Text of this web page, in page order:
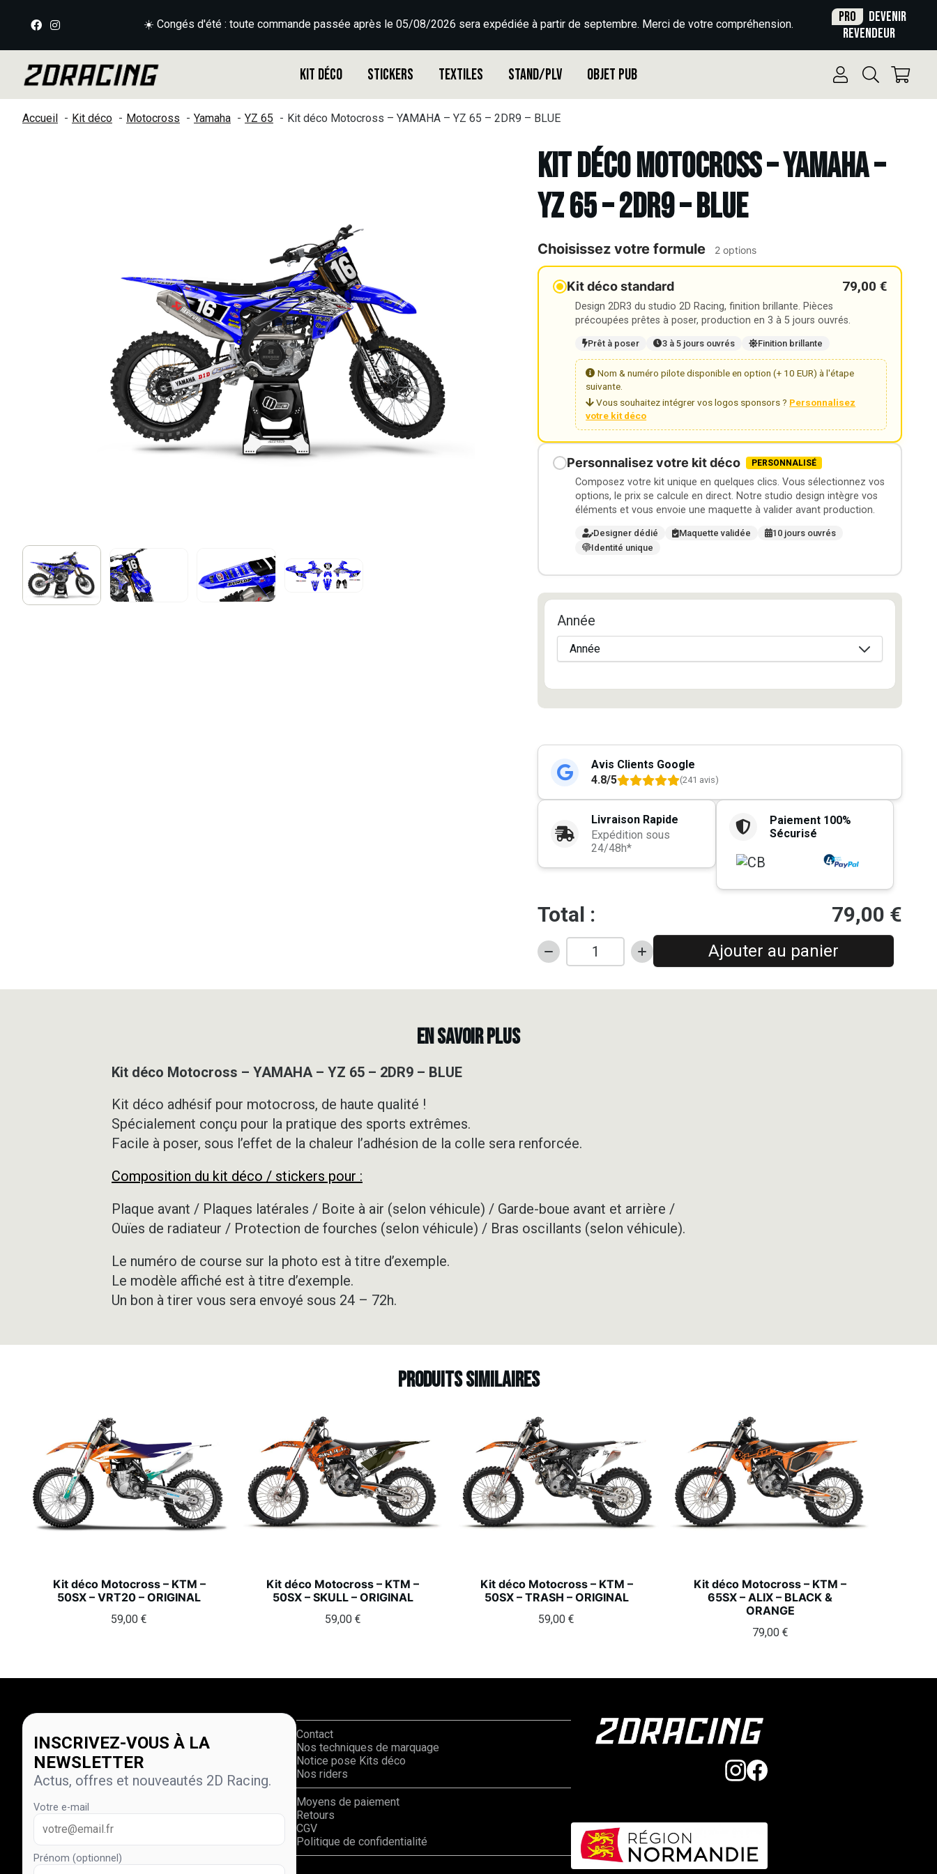
☀️ Congés d'été : toute commande passée après le 05/08/2026 sera expédiée à partir de septembre. Merci de votre compréhension. Pro
Devenir
revendeur
Kit déco Stickers Textiles Stand/PLV Objet Pub
Accueil Kit déco Motocross Yamaha YZ 65 Kit déco Motocross – YAMAHA – YZ 65 – 2DR9 – BLUE
Kit déco Motocross – YAMAHA –
YZ 65 – 2DR9 – BLUE
Choisissez votre formule 2 options
Kit déco standard 79,00 €
Design 2DR3 du studio 2D Racing, finition brillante. Pièces
précoupées prêtes à poser, production en 3 à 5 jours ouvrés.
Prêt à poser 3 à 5 jours ouvrés Finition brillante
Nom & numéro pilote disponible en option (+ 10 EUR) à l'étape
suivante.
Vous souhaitez intégrer vos logos sponsors ? Personnalisez
votre kit déco
Personnalisez votre kit déco PERSONNALISÉ
Composez votre kit unique en quelques clics. Vous sélectionnez vos
options, le prix se calcule en direct. Notre studio design intègre vos
éléments et vous envoie une maquette à valider avant production.
Designer dédié Maquette validée
10 jours ouvrés
Identité unique
Année
Avis Clients Google
4.8/5
(241 avis)
Livraison Rapide
Expédition sous
24/48h*
Paiement 100%
Sécurisé
Total : 79,00 €
quantité
Kit
2DR9
Ajouter au panier
EN SAVOIR PLUS
Kit déco Motocross – YAMAHA – YZ 65 – 2DR9 – BLUE
Kit déco adhésif pour motocross, de haute qualité !
Spécialement conçu pour la pratique des sports extrêmes.
Facile à poser, sous l’effet de la chaleur l’adhésion de la colle sera renforcée.
Composition du kit déco / stickers pour :
Plaque avant / Plaques latérales / Boite à air (selon véhicule) / Garde-boue avant et arrière /
Ouïes de radiateur / Protection de fourches (selon véhicule) / Bras oscillants (selon véhicule).
Le numéro de course sur la photo est à titre d’exemple.
Le modèle affiché est à titre d’exemple.
Un bon à tirer vous sera envoyé sous 24 – 72h.
Produits similaires
Kit déco Motocross – KTM –
50SX – VRT20 – ORIGINAL
59,00€
Kit déco Motocross – KTM –
50SX – SKULL – ORIGINAL
59,00 €
Kit déco Motocross – KTM –
50SX – TRASH – ORIGINAL
59,00€
Kit déco Motocross – KTM –
65SX – ALIX – BLACK &
ORANGE
79,00 €
INSCRIVEZ-VOUS À LA
NEWSLETTER
Actus, offres et nouveautés 2D Racing.
Votre e-mail
Prénom (optionnel)
Contact
Nos techniques de marquage
Notice pose Kits déco
Nos riders
Moyens de paiement
Retours
CGV
Politique de confidentialité